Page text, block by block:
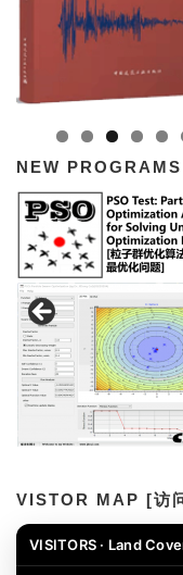
NEW
VISTOR MAP [访
VISITORS · Land